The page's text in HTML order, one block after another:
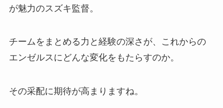
が魅力のスズキ監督。
チームをまとめる力と経験の深さが、これからの
エンゼルスにどんな変化をもたらすのか。
その采配に期待が高まりますね。